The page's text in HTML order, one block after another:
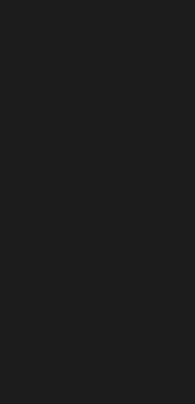
printing
dan
abu-abu
DT2B & DT5,
yang lebih
.
canggih
Ini
film
tidak ada